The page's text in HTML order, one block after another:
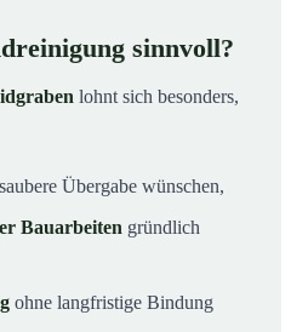
sinnvoll?
lohnt sich besonders,
Übergabe wünschen,
Bauarbeiten gründlich
ohne langfristige Bindung